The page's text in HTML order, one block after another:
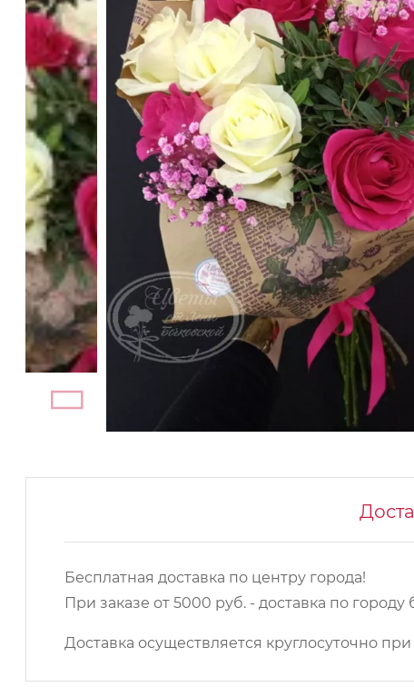
Бесплатная доставка по центру города!
При заказе от 5000 руб. - доставка по городу
Доставка осуществляется круглосуточно